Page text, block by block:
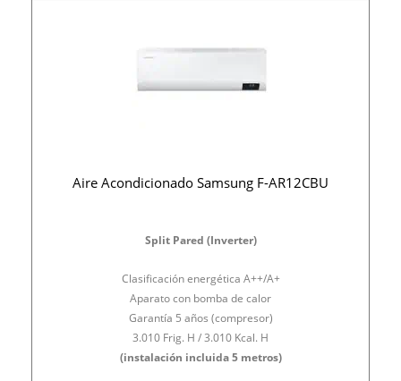
Aire Acondicionado Samsung F-AR12CBU
Split Pared (Inverter)
Clasificación energética A++/A+
Aparato con bomba de calor
Garantía 5 años (compresor)
3.010 Frig. H / 3.010 Kcal. H
(instalación incluida 5 metros)